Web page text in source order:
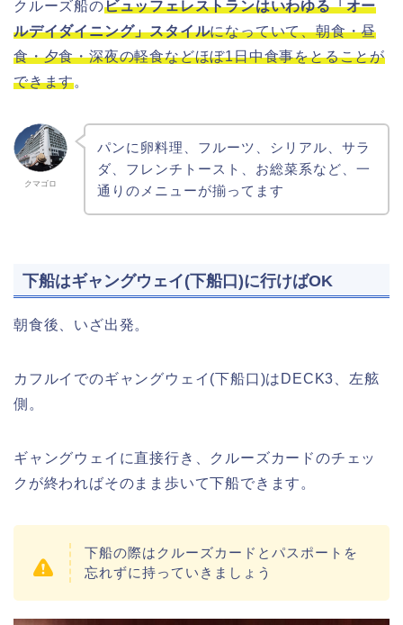
クルーズ船のビュッフェレストランはいわゆる「オー
ルデイダイニング」スタイルになっていて、朝食・昼
食・夕食・深夜の軽食などほぼ1日中食事をとることが
できます。
クマゴロ
パンに卵料理、フルーツ、シリアル、サラ
ダ、フレンチトースト、お総菜系など、一
通りのメニューが揃ってます
下船はギャングウェイ(下船口)に行けばOK
朝食後、いざ出発。
カフルイでのギャングウェイ(下船口)はDECK3、左舷
側。
ギャングウェイに直接行き、クルーズカードのチェッ
クが終わればそのまま歩いて下船できます。
下船の際はクルーズカードとパスポートを
忘れずに持っていきましょう